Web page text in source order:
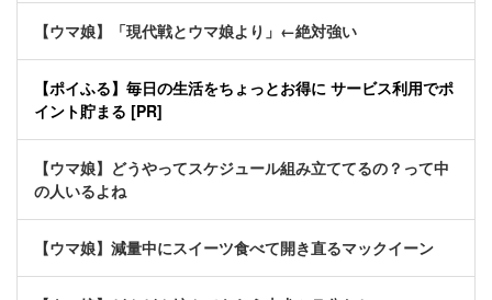
【ウマ娘】「現代戦とウマ娘より」←絶対強い
【ポイふる】毎日の生活をちょっとお得に サービス利用でポ
イント貯まる [PR]
【ウマ娘】どうやってスケジュール組み立ててるの？って中
の人いるよね
【ウマ娘】減量中にスイーツ食べて開き直るマックイーン